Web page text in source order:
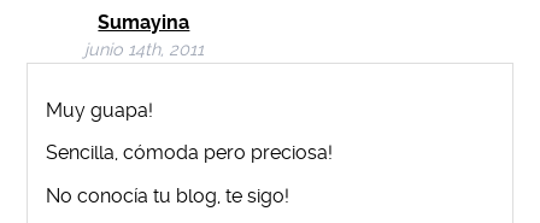
Sumayina
junio 14th, 2011
Muy guapa!
Sencilla, cómoda pero preciosa!
No conocía tu blog, te sigo!